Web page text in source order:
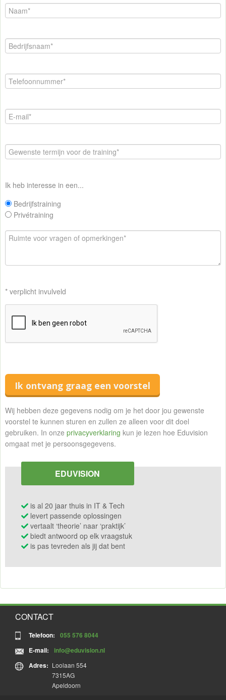
Ik heb interesse in een...
Bedrijfstraining
Privétraining
* verplicht invulveld
Ik ontvang graag een voorstel
Wij hebben deze gegevens nodig om je het door jou gewenste
voorstel te kunnen sturen en zullen ze alleen voor dit doel
gebruiken. In onze privacyverklaring kun je lezen hoe Eduvision
omgaat met je persoonsgegevens.
EDUVISION
is al 20 jaar thuis in IT & Tech
levert passende oplossingen
vertaalt ‘theorie’ naar ‘praktijk’
biedt antwoord op elk vraagstuk
is pas tevreden als jij dat bent
CONTACT
Telefoon:
055 576 8044
E-mail:
info@eduvision.nl
Adres: Loolaan 554
7315AG
Apeldoorn